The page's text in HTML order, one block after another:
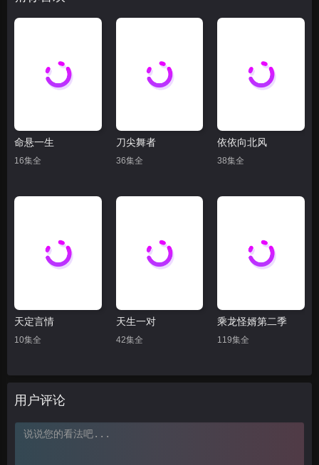
命悬一生
16集全
刀尖舞者
36集全
依依向北风
38集全
天定言情
10集全
天生一对
42集全
乘龙怪婿第二季
119集全
用户评论